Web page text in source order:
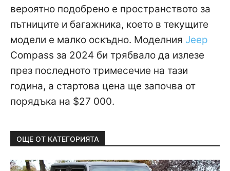
вероятно подобрено е пространството за
пътниците и багажника, което в текущите
модели е малко оскъдно. Моделния Jeep
Compass за 2024 би трябвало да излезе
през последното тримесечие на тази
година, а стартова цена ще започва от
порядъка на $27 000.
ОЩЕ ОТ КАТЕГОРИЯТА